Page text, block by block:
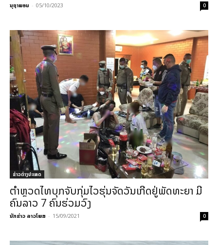
ນຸຖາພອນ - 05/10/2023 0
ຂ່າວຕ່າງປະເທດ
ຕຳຫຼວດໄທບຸກຈັບກຸ່ມໄວຮຸ່ນຈັດວັນເກີດຢູ່ພັດທະຍາ ມີ
ຄົນລາວ 7 ຄົນຮ່ວມວົງ
ນັກຂ່າວ ລາວໂພສ - 15/09/2021 0